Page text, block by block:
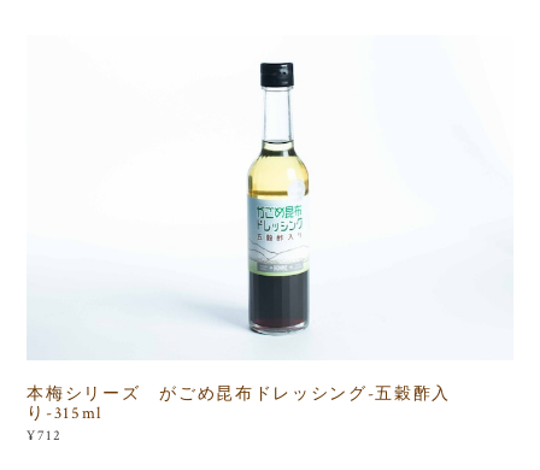
本梅シリーズ がごめ昆布ドレッシング-五穀酢入
り-315ml
¥712